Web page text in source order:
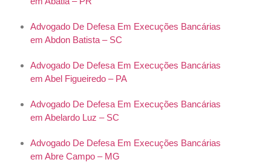
Advogado De Defesa Em Execuções Bancárias
em Abdon Batista – SC
Advogado De Defesa Em Execuções Bancárias
em Abel Figueiredo – PA
Advogado De Defesa Em Execuções Bancárias
em Abelardo Luz – SC
Advogado De Defesa Em Execuções Bancárias
em Abre Campo – MG